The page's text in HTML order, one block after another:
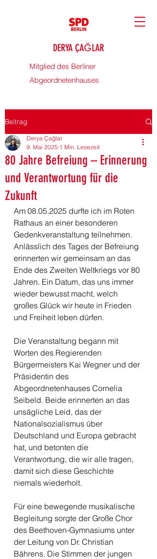
DERYA ÇAĞLAR
Mitglied des Berliner
Abgeordnetenhauses
Beitrag
80 Jahre Befreiung – Erinnerung
und Verantwortung für die
Zukunft
Derya Çağlar
9. Mai 2025 1 Min. Lesezeit
Am 08.05.2025 durfte ich im Roten
Rathaus an einer besonderen
Gedenkveranstaltung teilnehmen.
Anlässlich des Tages der Befreiung
erinnerten wir gemeinsam an das
Ende des Zweiten Weltkriegs vor 80
Jahren. Ein Datum, das uns immer
wieder bewusst macht, welch
großes Glück wir heute in Frieden
und Freiheit leben dürfen.
Die Veranstaltung begann mit
Worten des Regierenden
Bürgermeisters Kai Wegner und der
Präsidentin des
Abgeordnetenhauses Cornelia
Seibeld. Beide erinnerten an das
unsägliche Leid, das der
Nationalsozialismus über
Deutschland und Europa gebracht
hat, und betonten die
Verantwortung, die wir alle tragen,
damit sich diese Geschichte
niemals wiederholt.
Für eine bewegende musikalische
Begleitung sorgte der Große Chor
des Beethoven-Gymnasiums unter
der Leitung von Dr. Christian
Bährens. Die Stimmen der jungen